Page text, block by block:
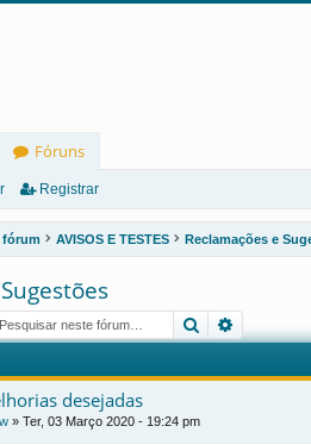
Fóruns
Registrar
fórum AVISOS E TESTES Reclamações e
Pesquisar
desejadas
» Ter, 03 Março 2020 - 19:24 pm